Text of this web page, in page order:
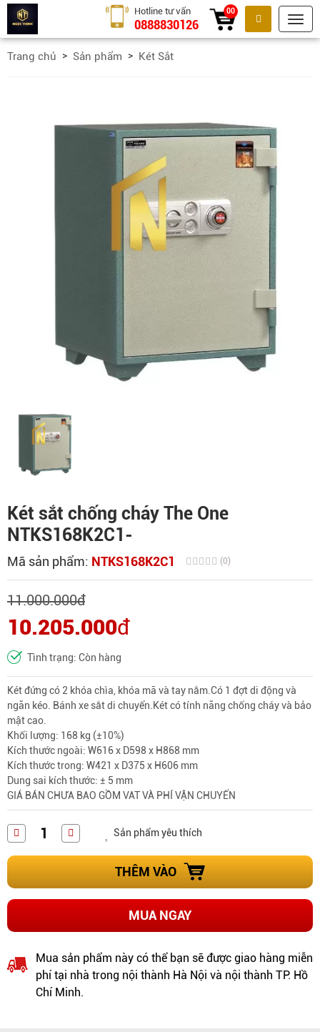
Tìm kiếm
Hotline tư vấn
0888830126
00
Trang chủ Sản phẩm Két Sắt
Két sắt chống cháy The One
NTKS168K2C1-
Mã sản phẩm: NTKS168K2C1 (0)
11.000.000đ
10.205.000đ
Tình trạng: Còn hàng
Két đứng có 2 khóa chìa, khóa mã và tay nắm.Có 1 đợt di động và
ngăn kéo. Bánh xe sắt di chuyển.Két có tính năng chống cháy và bảo
mật cao.
Khối lượng: 168 kg (±10%)
Kích thước ngoài: W616 x D598 x H868 mm
Kích thước trong: W421 x D375 x H606 mm
Dung sai kích thước: ± 5 mm
GIÁ BÁN CHƯA BAO GỒM VAT VÀ PHÍ VẬN CHUYỂN
Sản phẩm yêu thích
THÊM VÀO
MUA NGAY
Mua sản phẩm này có thể bạn sẽ được giao hàng miễn
phí tại nhà trong nội thành Hà Nội và nội thành TP. Hồ
Chí Minh.